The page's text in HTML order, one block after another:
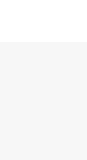
а